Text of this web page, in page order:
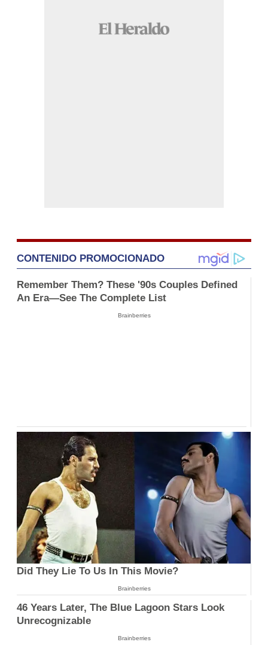
CONTENIDO PROMOCIONADO
Remember Them? These '90s Couples Defined
An Era—See The Complete List
Brainberries
Did They Lie To Us In This Movie?
Brainberries
46 Years Later, The Blue Lagoon Stars Look
Unrecognizable
Brainberries